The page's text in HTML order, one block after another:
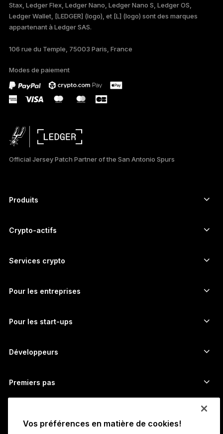
TÜRKÇE
DEUTSCH
PORTUGUÊS
ESPAÑOL
РУССКИЙ
日本語
Stax, Ledger Flex, Ledger Nano, Ledger Nano S, Ledger OS,
Ledger Wallet, [LEDGER] (logo), et [L] (logo) sont des marques
appartenant à Ledger SAS.
106 rue du Temple, 75003 Paris, France
Modes de paiement
Official Jersey Patch Partner of the San Antonio Spurs
Produits
Hardware Wallet
Ledger Stax
Ledger Nano Classics
Bundles
Tous les produits
Crypto-actifs
Wallet Ethereum
Wallet Cardano
Wallet Monero
Découvrir tous les actifs
Services crypto
Achetez des cryptos
Échangez des cryptos
Pour les entreprises
Pour les start-ups
Développeurs
Premiers pas
Comment acheter des bitcoins
Assistance
Vos préférences en matière de cookies!